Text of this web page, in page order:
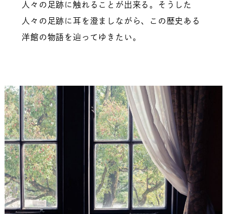
人々の足跡に触れることが出来る。そうした
人々の足跡に耳を澄ましながら、この歴史ある
洋館の物語を辿ってゆきたい。